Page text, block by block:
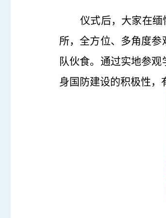
仪式后，大家在缅
所，全方位、多角度
队伙食。通过实地参
身国防建设的积极性，